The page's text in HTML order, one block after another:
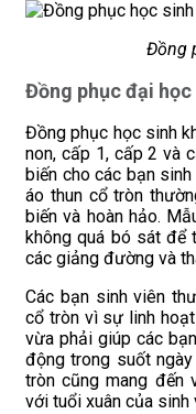
Đồng
Đồng phục đại học
Đồng phục học sinh
non, cấp 1, cấp 2 và
biến cho các bạn
áo thun cổ tròn
biến và hoàn hảo.
không quá bó sát
các giảng đường và
Các bạn sinh viên
cổ tròn vì sự linh
vừa phải giúp các
động trong suốt
tròn cũng mang đến
với tuổi xuân của sinh